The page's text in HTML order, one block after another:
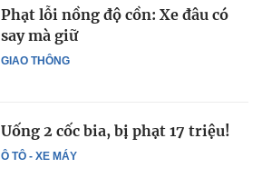
GIAO THÔNG
Phạt lỗi nồng độ cồn: Xe đâu có
say mà giữ
Ô TÔ - XE MÁY
Uống 2 cốc bia, bị phạt 17 triệu!